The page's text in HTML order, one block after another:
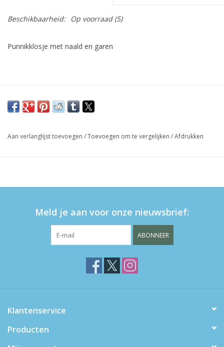
Beschikbaarheid: Op voorraad(5)
Punnikklosje met naald en garen
Aan verlanglijst toevoegen /Toevoegen om te vergelijken /Afdrukken
Meld je aan voor onze nieuwsbrief:
ABONNEER
Klantenservice
Producten